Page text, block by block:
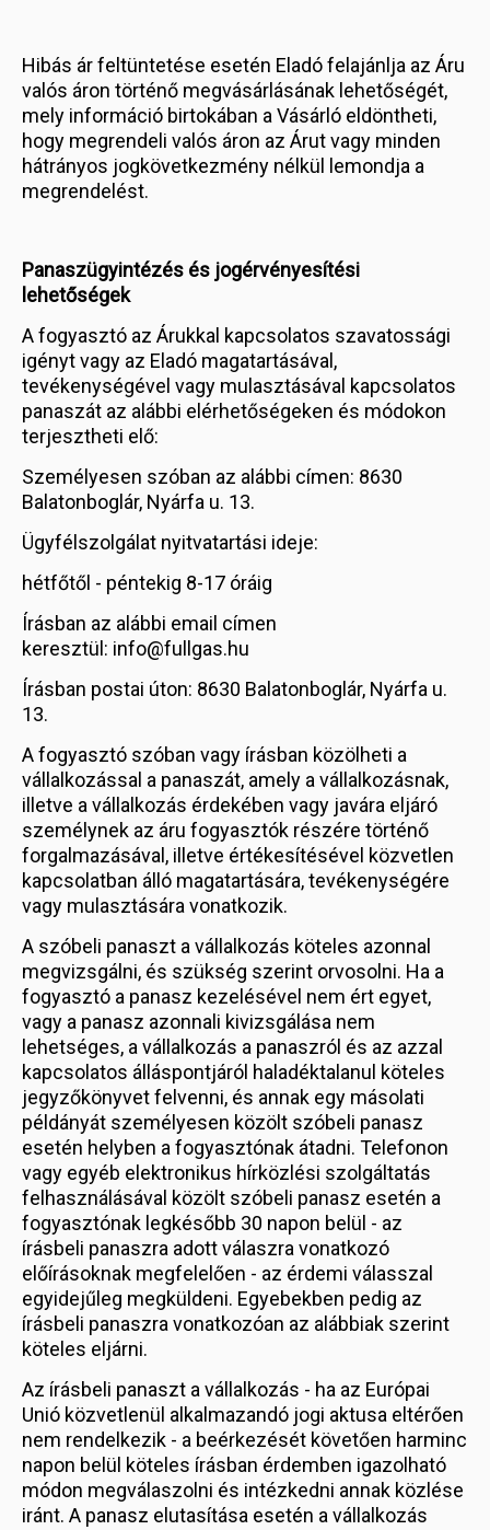
Hibás ár feltüntetése esetén Eladó felajánlja az Áru
valós áron történő megvásárlásának lehetőségét,
mely információ birtokában a Vásárló eldöntheti,
hogy megrendeli valós áron az Árut vagy minden
hátrányos jogkövetkezmény nélkül lemondja a
megrendelést.
Panaszügyintézés és jogérvényesítési
lehetőségek
A fogyasztó az Árukkal kapcsolatos szavatossági
igényt vagy az Eladó magatartásával,
tevékenységével vagy mulasztásával kapcsolatos
panaszát az alábbi elérhetőségeken és módokon
terjesztheti elő:
Személyesen szóban az alábbi címen: 8630
Balatonboglár, Nyárfa u. 13.
Ügyfélszolgálat nyitvatartási ideje:
hétfőtől - péntekig 8-17 óráig
Írásban az alábbi email címen
keresztül: info@fullgas.hu
Írásban postai úton: 8630 Balatonboglár, Nyárfa u.
13.
A fogyasztó szóban vagy írásban közölheti a
vállalkozással a panaszát, amely a vállalkozásnak,
illetve a vállalkozás érdekében vagy javára eljáró
személynek az áru fogyasztók részére történő
forgalmazásával, illetve értékesítésével közvetlen
kapcsolatban álló magatartására, tevékenységére
vagy mulasztására vonatkozik.
A szóbeli panaszt a vállalkozás köteles azonnal
megvizsgálni, és szükség szerint orvosolni. Ha a
fogyasztó a panasz kezelésével nem ért egyet,
vagy a panasz azonnali kivizsgálása nem
lehetséges, a vállalkozás a panaszról és az azzal
kapcsolatos álláspontjáról haladéktalanul köteles
jegyzőkönyvet felvenni, és annak egy másolati
példányát személyesen közölt szóbeli panasz
esetén helyben a fogyasztónak átadni. Telefonon
vagy egyéb elektronikus hírközlési szolgáltatás
felhasználásával közölt szóbeli panasz esetén a
fogyasztónak legkésőbb 30 napon belül - az
írásbeli panaszra adott válaszra vonatkozó
előírásoknak megfelelően - az érdemi válasszal
egyidejűleg megküldeni. Egyebekben pedig az
írásbeli panaszra vonatkozóan az alábbiak szerint
köteles eljárni.
Az írásbeli panaszt a vállalkozás - ha az Európai
Unió közvetlenül alkalmazandó jogi aktusa eltérően
nem rendelkezik - a beérkezését követően harminc
napon belül köteles írásban érdemben igazolható
módon megválaszolni és intézkedni annak közlése
iránt. A panasz elutasítása esetén a vállalkozás